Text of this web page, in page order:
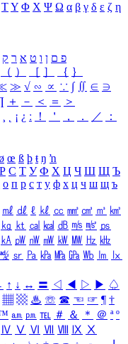
ΤΥ Φ Χ Ψ Ω α β γ δ ε ζ η
פ ם ן ו ט א ר ק
（ ） ［ ］ ｛ ｝
≫ √ ∽ ∝ ∵ ∫ ∬ ∈ ∋
＋ － ＜ ＝
＞
¸ ¡ ¿ ː ！ ＇ ， ． ／
：
œ ß þ ŧ ŋ ŉ
Р С Т У Ф Х Ц Ч Ш Щ Ъ
о п р с т у ф х ц ч ш щ ъ
㎖ ㎗ ℓ ㎘ ㏄ ㎣ ㎤ ㎥ ㎦
㎏ ㏏ ㎈ ㎉ ㏈ ㎧ ㎨ ㎰
㎄ ㎺ ㎻ ㎽ ㎾ ㎿ ㎐ ㎑
㏛ ㎩ ㎪ ㎫ ㎬ ㏝ ㏐
㏓
↑ ↓ ↔ 〓 ◁ ◀ ▷ ▶ ♤
▦ ▩ ♨ ☏ ☎ ☜ ☞ ¶ †
㏂ ㏘ ℡ ＃ ＆ ＊ ＠ ª º
Ⅳ Ⅴ Ⅵ Ⅶ Ⅷ Ⅸ Ⅹ